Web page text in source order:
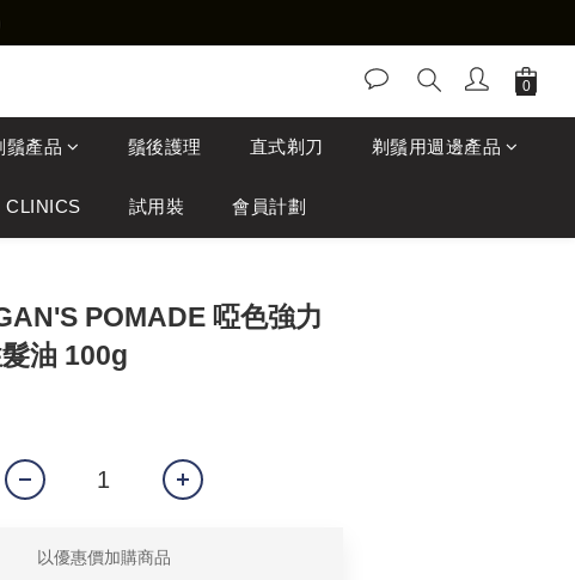
鬚產品 鬚後護理 直式剃刀 剃鬚用週邊產品
CLINICS 試用裝 會員計劃
POMADE 啞色強力
油 100g
以優惠價加購商品